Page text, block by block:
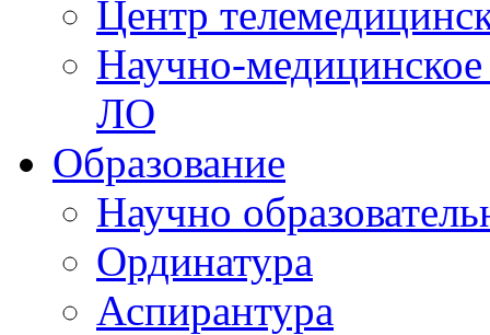
Центр
Научно-
ЛО
Образование
Научно
Ординатура
Аспирантура